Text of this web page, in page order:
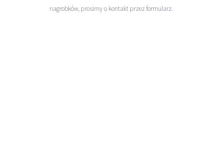
nagrobków, prosimy o kontakt przezformularz.